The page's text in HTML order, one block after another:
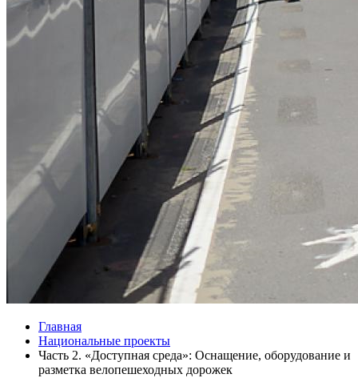
Главная
Национальные проекты
Часть 2. «Доступная среда»: Оснащение, оборудование и
разметка велопешеходных дорожек